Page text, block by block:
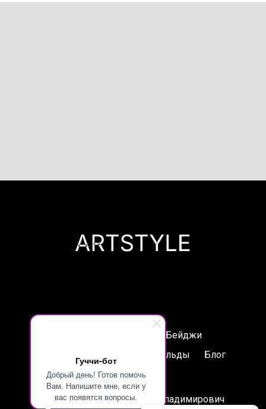
Гуччи-бот
Добрый день! Готов помочь
Вам. Напишите мне, если у
вас появятся вопросы.
Бейджи
Шильды
Блог
Контакты
ИП Артамонов Станислав Владимирович